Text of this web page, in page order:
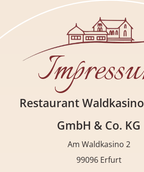
Restaurant
GmbH & Co. KG
Am Waldkasino 2
99096 Erfurt